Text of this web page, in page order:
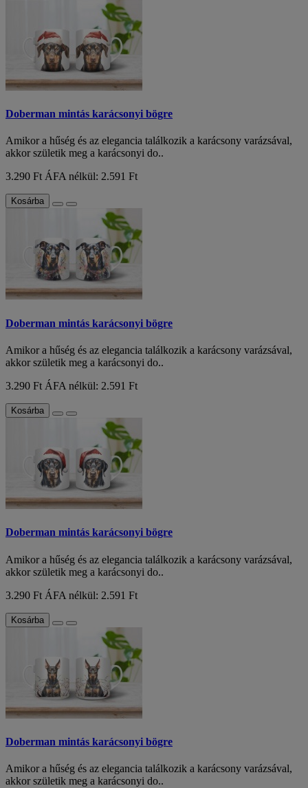
Doberman mintás karácsonyi bögre
Amikor a hűség és az elegancia találkozik a karácsony varázsával,
akkor születik meg a karácsonyi do..
3.290 FtÁFA nélkül: 2.591 Ft
Kosárba
Doberman mintás karácsonyi bögre
Amikor a hűség és az elegancia találkozik a karácsony varázsával,
akkor születik meg a karácsonyi do..
3.290 Ft ÁFA nélkül: 2.591 Ft
Kosárba
Doberman mintás karácsonyi bögre
Amikor a hűség és az elegancia találkozik a karácsony varázsával,
akkor születik meg a karácsonyi do..
3.290 Ft ÁFA nélkül: 2.591 Ft
Kosárba
Doberman mintás karácsonyi bögre
Amikor a hűség és az elegancia találkozik a karácsony varázsával,
akkor születik meg a karácsonyi do..